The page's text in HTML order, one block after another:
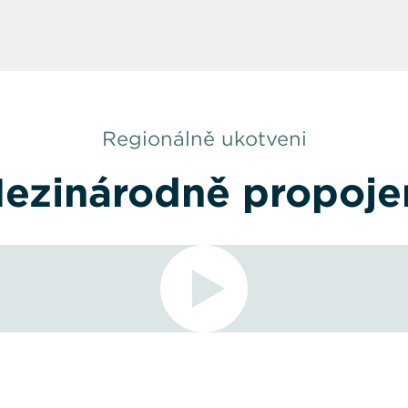
Regionálně ukotveni